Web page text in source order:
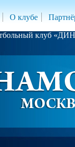
О клубе
клуб